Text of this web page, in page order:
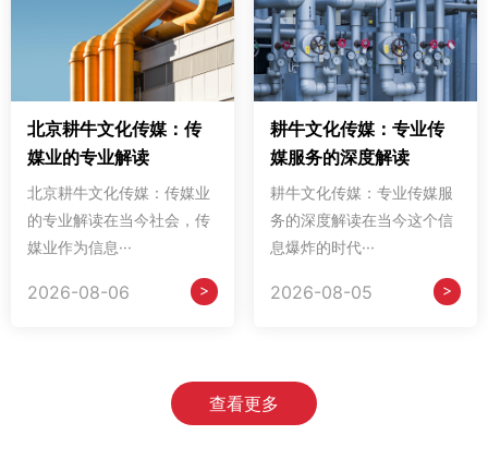
北京耕牛文化传媒：传
媒业的专业解读
北京耕牛文化传媒：传媒业
的专业解读在当今社会，传
媒业作为信息···
2026-08-06 >
耕牛文化传媒：专业传
媒服务的深度解读
耕牛文化传媒：专业传媒服
务的深度解读在当今这个信
息爆炸的时代···
2026-08-05 >
查看更多